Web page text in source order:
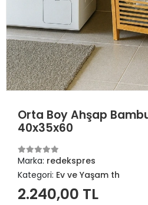
Orta Boy Ahşap
40x35x60
Marka: redekspres
Kategori: Ev ve Yaşam th
2.240,00 TL